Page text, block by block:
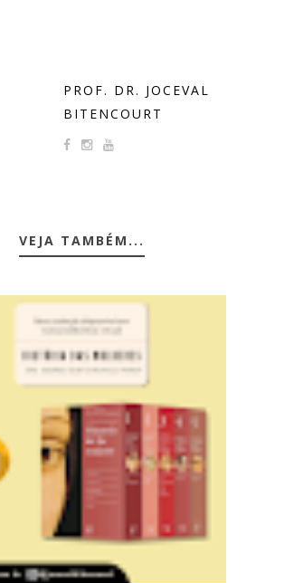
PROF. DR. JOCEVAL
BITENCOURT
VEJA TAMBÉM...